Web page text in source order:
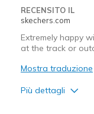
RECENSITO IL
skechers.com
Extremely happy
at the track or
Mostra traduzione
Più dettagli